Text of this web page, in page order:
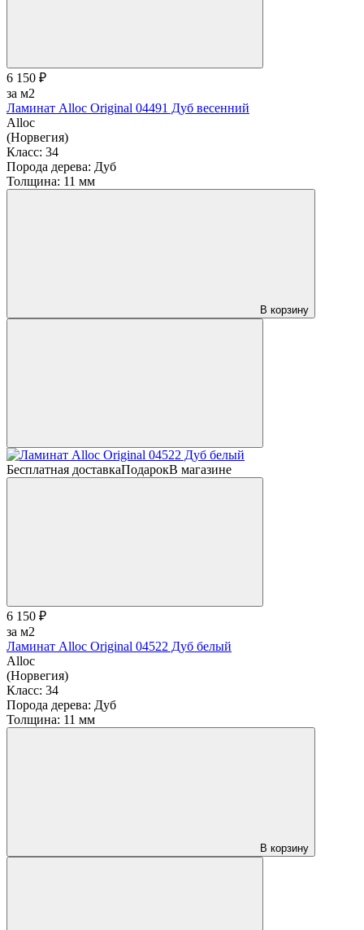
6 150 ₽
за м2
Ламинат Alloc Original 04491 Дуб весенний
Alloc
(Норвегия)
Класс: 34
Порода дерева: Дуб
Толщина: 11 мм
В корзину
Бесплатная доставкаПодарокВ магазине
6 150 ₽
за м2
Ламинат Alloc Original 04522 Дуб белый
Alloc
(Норвегия)
Класс: 34
Порода дерева: Дуб
Толщина: 11 мм
В корзину